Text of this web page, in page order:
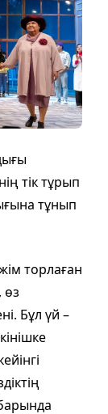
тік тұрып
тұнып
торлаған
өз
Бұл үй –